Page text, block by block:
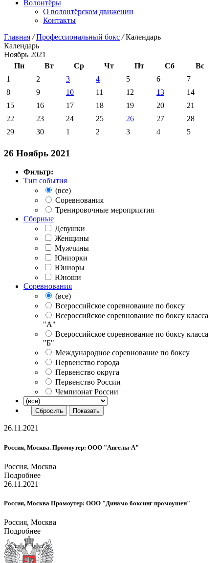
Волонтёры
О волонтёрском движении
Контакты
Главная / Профессиональный бокс /Календарь
Календарь
Ноябрь 2021
Пн
Вт Ср Чт Пт Сб
Вс
1
2 3 4 5 6
7
8
9 10 11 12 13
14
15
16 17 18 19 20
21
22
23 24 25 26 27
28
29
30 1 2 3 4 5
26 Ноябрь 2021
Фильтр:
Тип события
(все)
Соревнования
Тренировочные мероприятия
Сборные
Девушки
Женщины
Мужчины
Юниорки
Юниоры
Юноши
Соревнования
(все)
Всероссийское соревнование по боксу
Всероссийское соревнование по боксу класса
"А"
Всероссийское соревнование по боксу класса
"Б"
Международное соревнование по боксу
Первенство города
Первенство округа
Первенство России
Чемпионат России
26.11.2021
Россия, Москва. Промоутер: ООО "Ангелы-А"
Россия, Москва
Подробнее
26.11.2021
Россия, Москва Промоутер: ООО "Динамо боксинг промоушен"
Россия, Москва
Подробнее